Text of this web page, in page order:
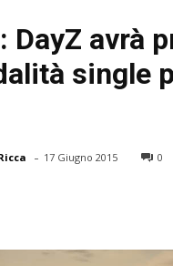
DayZ avrà
single
- 17 Giugno 2015 0